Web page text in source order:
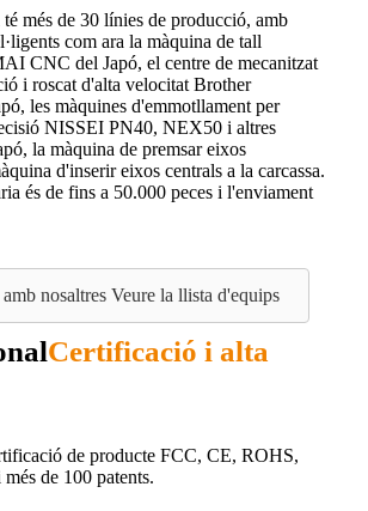
més de 30 línies de producció, amb
com ara la màquina de tall
CNC del Japó, el centre de mecanitzat
i roscat d'alta velocitat Brother
les màquines d'emmotllament per
NISSEI PN40, NEX50 i altres
la màquina de premsar eixos
d'inserir eixos centrals a la carcassa.
és de fins a 50.000 peces i l'enviament
nosaltres Veure la llista d'equips
Certificació i alta
de producte FCC, CE, ROHS,
de 100 patents.